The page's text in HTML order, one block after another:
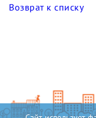
Возврат к списку